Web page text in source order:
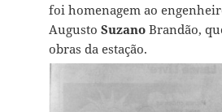
foi homenagem ao
Augusto SuzanoBrandão,
obras da estação.